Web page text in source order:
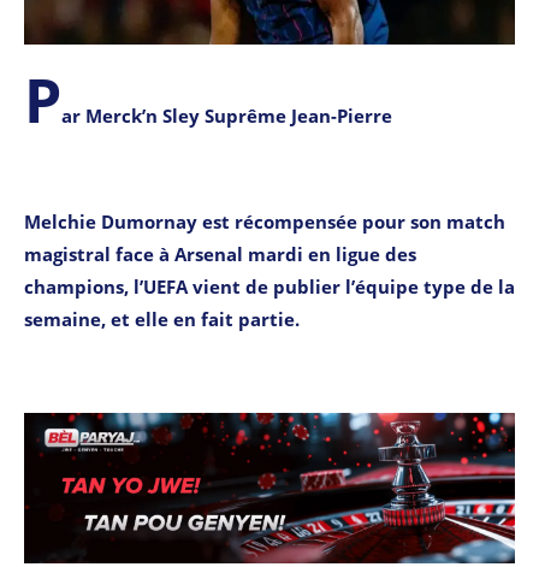
Par Merck’n Sley Suprême Jean-Pierre
Melchie Dumornay est récompensée pour son match
magistral face à Arsenal mardi en ligue des
champions, l’UEFA vient de publier l’équipe type de la
semaine, et elle en fait partie.